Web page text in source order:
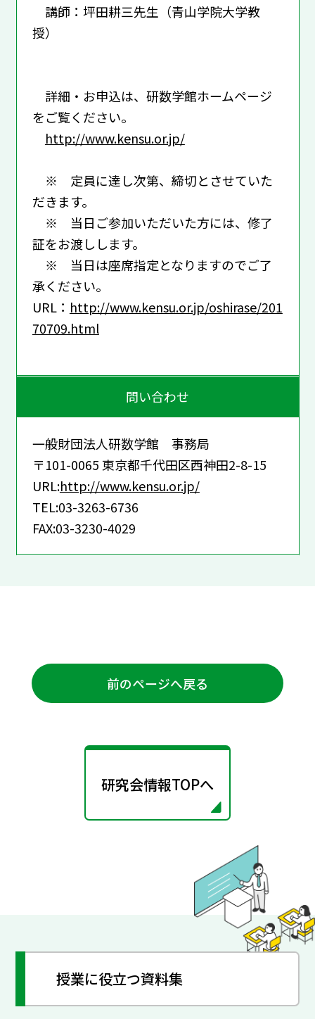
講師：坪田耕三先生（青山学院大学教
授）
詳細・お申込は、研数学館ホームページ
をご覧ください。
http://www.kensu.or.jp/
※ 定員に達し次第、締切とさせていた
だきます。
※ 当日ご参加いただいた方には、修了
証をお渡しします。
※ 当日は座席指定となりますのでご了
承ください。
URL： http://www.kensu.or.jp/oshirase/201
70709.html
問い合わせ
一般財団法人研数学館 事務局
〒101-0065 東京都千代田区西神田2-8-15
URL:http://www.kensu.or.jp/
TEL:03-3263-6736
FAX:03-3230-4029
前のページへ戻る
研究会情報TOPへ
授業に役立つ資料集